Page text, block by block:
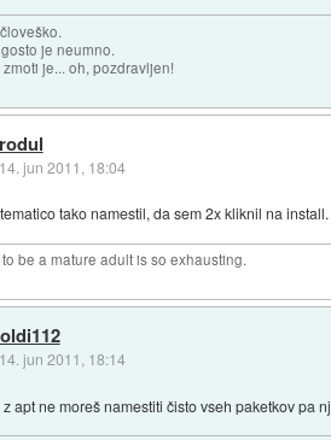
je neumno.
je... oh, pozdravljen!
14. jun 2011, 18:04
tako namestil, da sem 2x kliknil na install.
be a mature adult is so exhausting.
14. jun 2011, 18:14
apt ne moreš namestiti čisto vseh paketkov pa